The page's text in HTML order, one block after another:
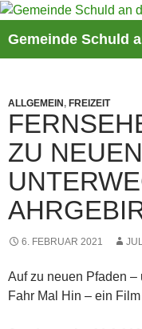
Gemeinde Schuld
ALLGEMEIN, FREIZEIT
ZU
6. FEBRUAR 2021
Auf zu neuen Pfaden
Fahr Mal Hin – ein